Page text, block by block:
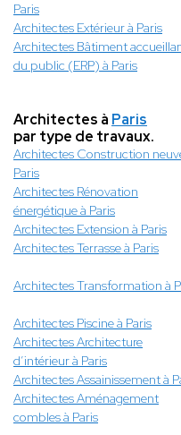
Paris
Architectes Extérieur à Paris
Architectes Bâtiment
du public (ERP) à Paris
Architectes à Paris
par type de travaux.
Architectes Construction
Paris
Architectes Rénovation
énergétique à Paris
Architectes Extension à Paris
Architectes Terrasse à Paris
Architectes Transformation à
Architectes Piscine à Paris
Architectes Architecture
d’intérieur à Paris
Architectes Assainissement à
Architectes Aménagement
combles à Paris